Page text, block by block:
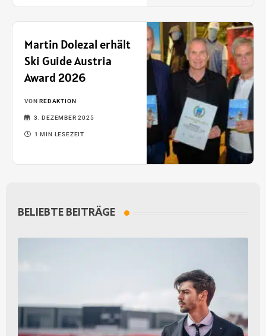
Martin Dolezal erhält
Ski Guide Austria
Award 2026
VON REDAKTION
3. DEZEMBER 2025
1 MIN LESEZEIT
BELIEBTE BEITRÄGE